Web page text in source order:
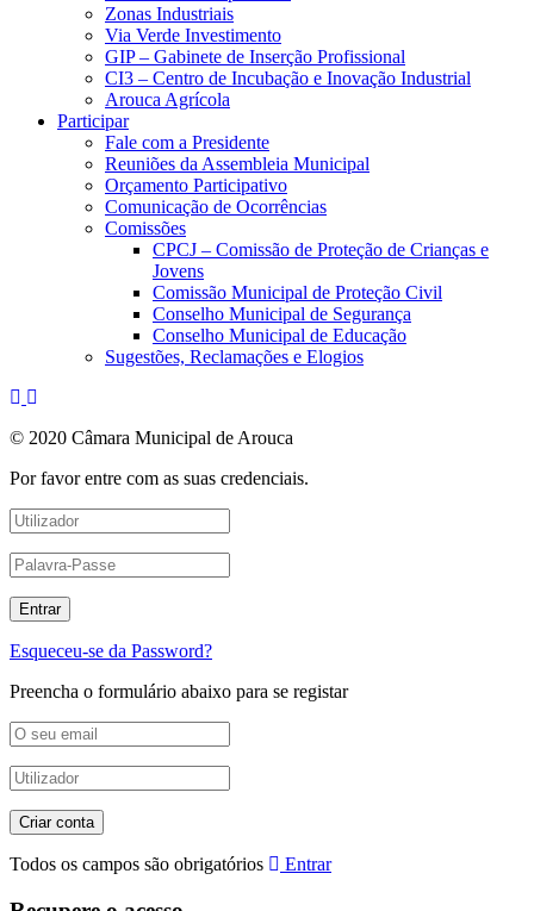
Zonas Industriais
Via Verde Investimento
GIP – Gabinete de Inserção Profissional
CI3 – Centro de Incubação e Inovação Industrial
Arouca Agrícola
Participar
Fale com a Presidente
Reuniões da Assembleia Municipal
Orçamento Participativo
Comunicação de Ocorrências
Comissões
CPCJ – Comissão de Proteção de Crianças e
Jovens
Comissão Municipal de Proteção Civil
Conselho Municipal de Segurança
Conselho Municipal de Educação
Sugestões, Reclamações e Elogios
© 2020 Câmara Municipal de Arouca
Por favor entre com as suas credenciais.
Esqueceu-se da Password?
Preencha o formulário abaixo para se registar
Todos os campos são obrigatórios Entrar